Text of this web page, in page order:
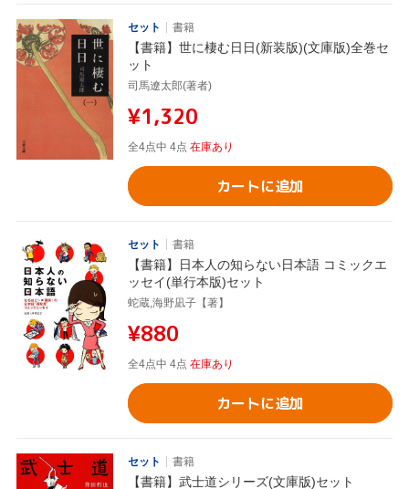
セット 書籍
【書籍】世に棲む日日(新装版)(文庫版)全巻セ
ット
司馬遼太郎(著者)
¥1,320
全4点中 4点 在庫あり
カートに追加
セット 書籍
【書籍】日本人の知らない日本語 コミックエ
ッセイ(単行本版)セット
蛇蔵,海野凪子【著】
¥880
全4点中 4点 在庫あり
カートに追加
セット 書籍
【書籍】武士道シリーズ(文庫版)セット